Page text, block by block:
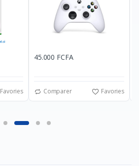
Favories
45.000 FCFA
Comparer Favories